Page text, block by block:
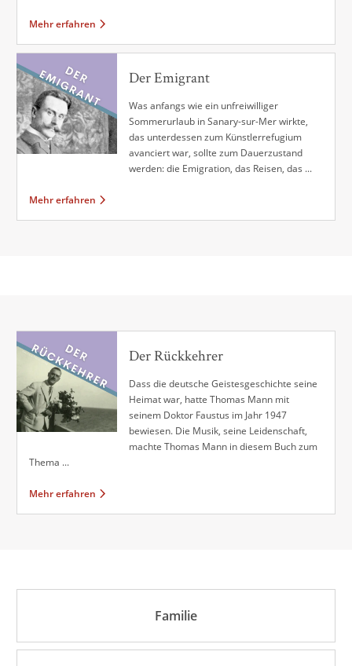
Mehr erfahren
Der Emigrant
Was anfangs wie ein unfreiwilliger
Sommerurlaub in Sanary-sur-Mer wirkte,
das unterdessen zum Künstlerrefugium
avanciert war, sollte zum Dauerzustand
werden: die Emigration, das Reisen, das ...
Mehr erfahren
Der Rückkehrer
Dass die deutsche Geistesgeschichte seine
Heimat war, hatte Thomas Mann mit
seinem Doktor Faustus im Jahr 1947
bewiesen. Die Musik, seine Leidenschaft,
machte Thomas Mann in diesem Buch zum
Thema ...
Mehr erfahren
Familie